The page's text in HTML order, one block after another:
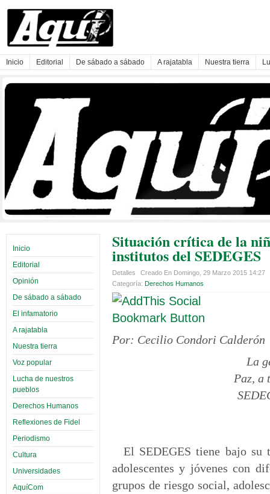
Inicio Editorial De sábado a sábado A rajatabla Nuestra tierra
Inicio
Editorial
Opinión
De sábado a sábado
El infamatorio
A rajatabla
Nuestra tierra
Voz popular
Lucha de nuestros
pueblos
Derechos Humanos
Reflexiones de Fidel
Periodismo
Cultura
Universidades
AquíCom
Situación crítica de la
institutos del SEDEGES
Detalles
Creado En Domingo, 29 Marzo 2015 14:27
Categoría: Derechos Humanos
Por: Cecilio Condori Calderón
La
Paz, a
El SEDEGES tiene bajo su
adolescentes y jóvenes con
grupos de riesgo social,